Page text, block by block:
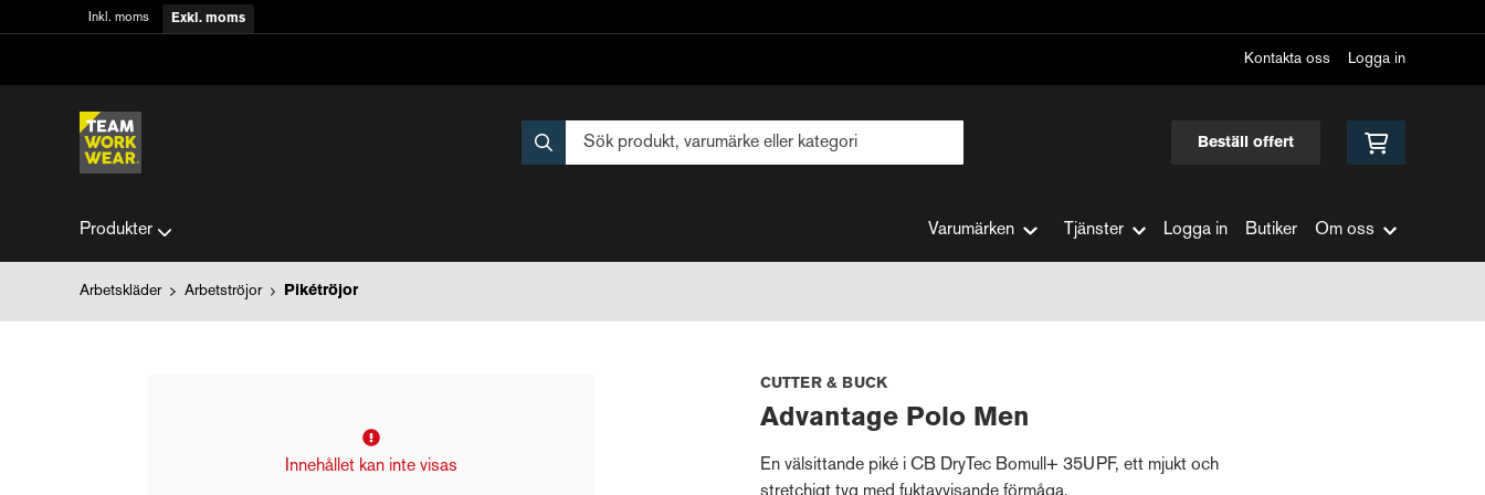
Inkl. moms Exkl. moms
Kontakta oss Logga in
Beställ offert
Produkter Varumärken Tjänster Logga in Butiker Om oss
Arbetskläder Arbetströjor Pikétröjor
Innehållet kan inte visas
CUTTER & BUCK
Advantage Polo Men
En välsittande piké i CB DryTec Bomull+ 35UPF, ett mjukt och